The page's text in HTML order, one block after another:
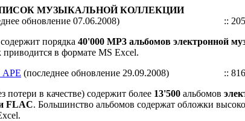
МУЗЫКАЛЬНОЙ КОЛЛЕКЦИИ
обновление 07.06.2008)
::
порядка 40'000 MP3 альбомов электронной
в формате MS Excel.
APE (последнее обновление 29.09.2008)
::
потери в качестве) содержит более 13'500 альбомов
FLAC. Большинство альбомов содержат обложки